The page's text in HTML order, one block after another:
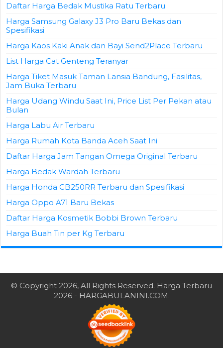
Daftar Harga Bedak Mustika Ratu Terbaru
Harga Samsung Galaxy J3 Pro Baru Bekas dan
Spesifikasi
Harga Kaos Kaki Anak dan Bayi Send2Place Terbaru
List Harga Cat Genteng Teranyar
Harga Tiket Masuk Taman Lansia Bandung, Fasilitas,
Jam Buka Terbaru
Harga Udang Windu Saat Ini, Price List Per Pekan atau
Bulan
Harga Labu Air Terbaru
Harga Rumah Kota Banda Aceh Saat Ini
Daftar Harga Jam Tangan Omega Original Terbaru
Harga Bedak Wardah Terbaru
Harga Honda CB250RR Terbaru dan Spesifikasi
Harga Oppo A71 Baru Bekas
Daftar Harga Kosmetik Bobbi Brown Terbaru
Harga Buah Tin per Kg Terbaru
© Copyright 2026, All Rights Reserved. Harga Terbaru
2026- HARGABULANINI.COM.